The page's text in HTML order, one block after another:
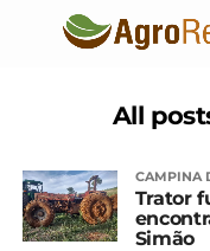
All
CAMPINA
Trator
Simão